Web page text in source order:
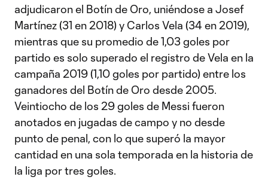
adjudicaron el Botín de Oro, uniéndose a Josef
Martínez (31 en 2018) y Carlos Vela (34 en 2019),
mientras que su promedio de 1,03 goles por
partido es solo superado el registro de Vela en la
campaña 2019 (1,10 goles por partido) entre los
ganadores del Botín de Oro desde 2005.
Veintiocho de los 29 goles de Messi fueron
anotados en jugadas de campo y no desde
punto de penal, con lo que superó la mayor
cantidad en una sola temporada en la historia de
la liga por tres goles.